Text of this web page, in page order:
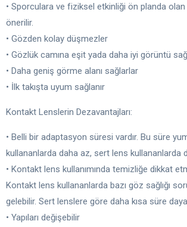
• Sporculara ve fiziksel etkinliği ön planda
önerilir.
• Gözden kolay düşmezler
• Gözlük camına eşit yada daha iyi görüntü
• Daha geniş görme alanı sağlarlar
• İlk takışta uyum sağlanır
Kontakt Lenslerin Dezavantajları:
• Belli bir adaptasyon süresi vardır. Bu süre
kullananlarda daha az, sert lens kullananlarda
• Kontakt lens kullanımında temizliğe dikkat
Kontakt lens kullananlarda bazı göz sağlığı
gelebilir. Sert lenslere göre daha kısa süre
• Yapıları değişebilir